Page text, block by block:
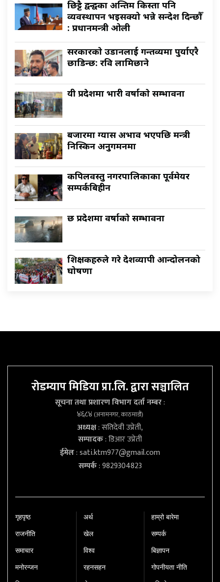
छिट्टै द्वन्द्वका अन्तिम किस्ता पनि
व्यवस्थापन भइसक्यो भन्ने सन्देश दिन्छौँ
: प्रधानमन्त्री ओली
सरकारकाे उडानलाई गन्तव्यमा पुर्याएरै
छाडिन्छ: रवि लामिछाने
यी प्रदेशमा भारी वर्षाकाे सम्भावना
बजारमा ग्यास अभाव भएपछि मन्त्री
निस्किन अनुगमनमा
कपिलवस्तु नगरपालिकाका पूर्वमेयर
सम्पर्कबिहीन
छ प्रदेशमा वर्षाकाे सम्भावना
शिक्षकहरुले गरे देशव्यापी आन्दोलनको
घोषणा
रोडम्याप मिडिया प्रा.लि. द्वारा सञ्चालित
सूचना तथा प्रशारण विभाग दर्ता नम्बर:
४६८४(अनामनगर, काठमाडौं)
अध्यक्ष: सतिदेवी उप्रेती,
सम्पादक: डिआर उप्रेती
ईमेल:sati.ktm977@gmail.com
सम्पर्क: 9829304823
गृहपृष्‍ठ
राजनीति
समाचार
मनोरन्जन
अर्थ
खेल
विश्व
रहनसहन
हाम्रो बारेमा
सम्पर्क
बिज्ञापन
गोपनीयता नीति